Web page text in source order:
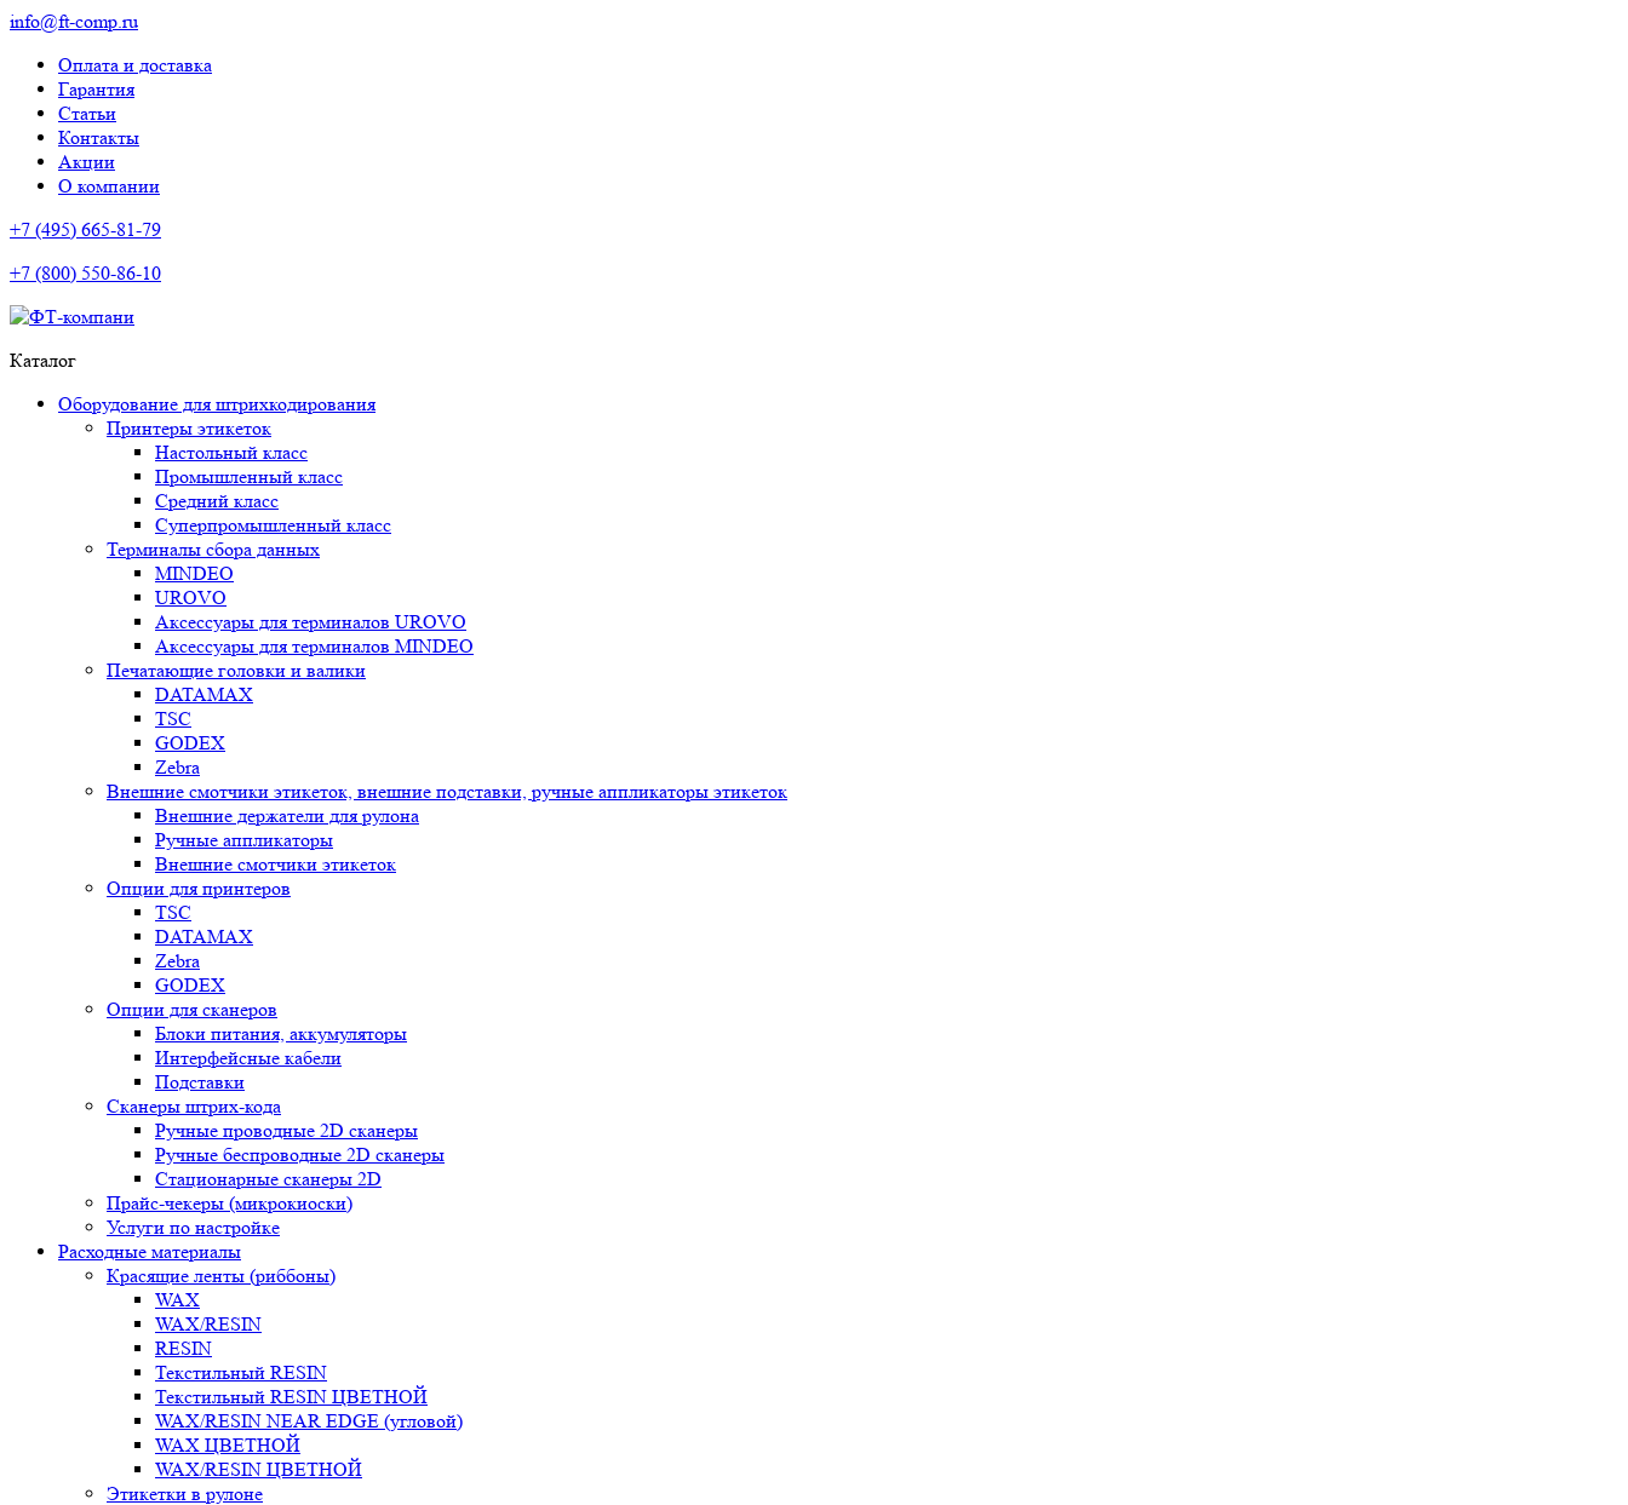
info@ft-comp.ru
Оплата и доставка
Гарантия
Статьи
Контакты
Акции
О компании
+7 (495) 665-81-79
+7 (800) 550-86-10
Каталог
Оборудование для штрихкодирования
Принтеры этикеток
Настольный класс
Промышленный класс
Средний класс
Суперпромышленный класс
Терминалы сбора данных
MINDEO
UROVO
Аксессуары для терминалов UROVO
Аксессуары для терминалов MINDEO
Печатающие головки и валики
DATAMAX
TSC
GODEX
Zebra
Внешние смотчики этикеток, внешние подставки, ручные аппликаторы этикеток
Внешние держатели для рулона
Ручные аппликаторы
Внешние смотчики этикеток
Опции для принтеров
TSC
DATAMAX
Zebra
GODEX
Опции для сканеров
Блоки питания, аккумуляторы
Интерфейсные кабели
Подставки
Сканеры штрих-кода
Ручные проводные 2D сканеры
Ручные беспроводные 2D сканеры
Стационарные сканеры 2D
Прайс-чекеры (микрокиоски)
Услуги по настройке
Расходные материалы
Красящие ленты (риббоны)
WAX
WAX/RESIN
RESIN
Текстильный RESIN
Текстильный RESIN ЦВЕТНОЙ
WAX/RESIN NEAR EDGE (угловой)
WAX ЦВЕТНОЙ
WAX/RESIN ЦВЕТНОЙ
Этикетки в рулоне